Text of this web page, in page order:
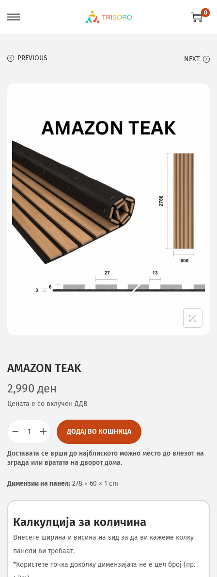
0
PREVIOUS NEXT
AMAZON TEAK
2,990 ден
Цената е со вклучен ДДВ
ДОДАЈ ВО КОШНИЦА
Доставата се врши до најблиското можно место до влезот на
зграда или вратата на дворот дома.
Димензии на панел: 278 × 60 × 1 cm
Калкулција за количина
Внесете ширина и висина на ѕид за да ви кажеме колку
панели ви требаат.
*Користете точка доколку димензијата не е цел број (пр.